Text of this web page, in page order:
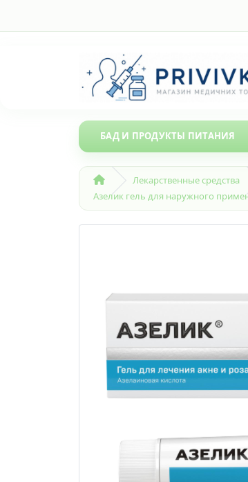
БАД И ПРОДУКТЫ ПИТАНИЯ
Лекарственные средства
Азелик гель для наружного